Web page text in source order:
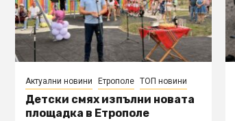
Актуални новини Етрополе ТОП новини
Детски смях изпълни новата
площадка в Етрополе